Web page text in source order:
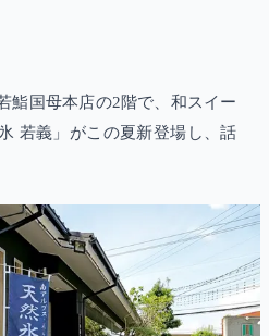
鮨国母本店の2階で、和スイー
若義」がこの夏新登場し、話